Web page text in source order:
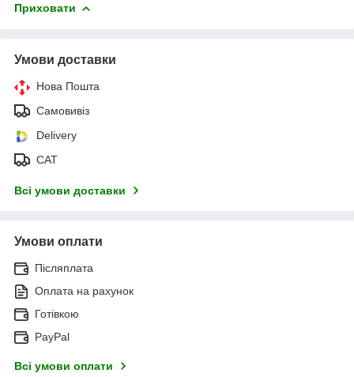
Приховати
Умови доставки
Нова Пошта
Самовивіз
Delivery
САТ
Всі умови доставки
Умови оплати
Післяплата
Оплата на рахунок
Готівкою
PayPal
Всі умови оплати